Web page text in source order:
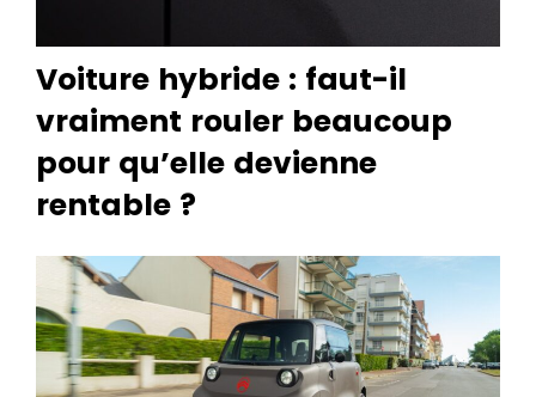
Voiture hybride : faut-il
vraiment rouler beaucoup
pour qu’elle devienne
rentable ?